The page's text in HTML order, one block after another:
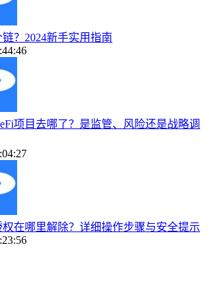
？2024新手实用指南
项目去哪了？是监管、风险还是战略调
在哪里解除？详细操作步骤与安全提示